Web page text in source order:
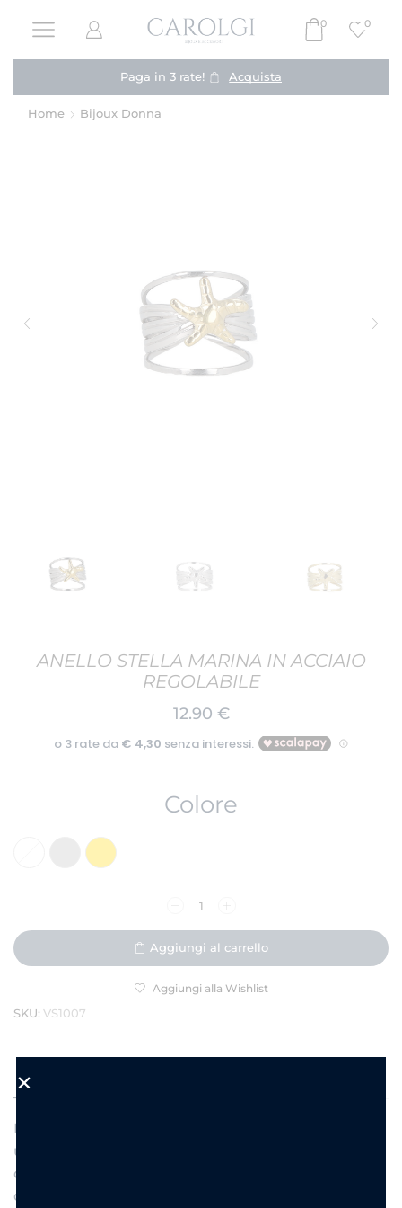
0 0
Paga in 3 rate! Acquista
Home Bijoux Donna
ANELLO STELLA MARINA IN ACCIAIO
REGOLABILE
12.90 €
Colore
Aggiungi al carrello
Aggiungi alla Wishlist
SKU: VS1007
DESCRIZIONE
Ispirato alle meraviglie del mare, Stella Marina
unisce linee morbide e dettagli raffinati in un
design moderno e luminoso. La protagonista è una
delicata stella marina che si posa al centro